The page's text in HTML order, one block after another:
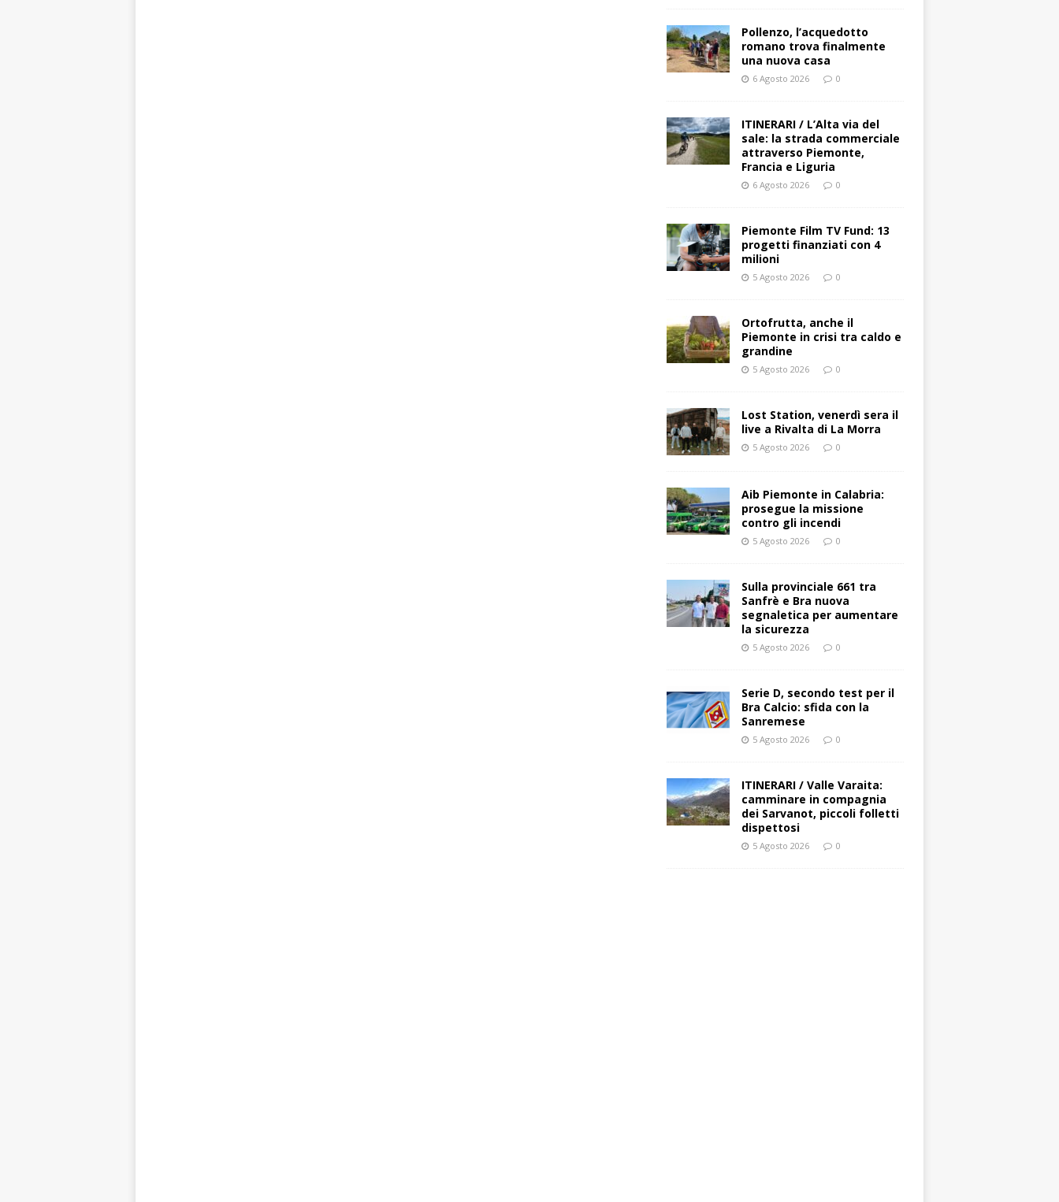
Pollenzo, l’acquedotto
romano trova finalmente
una nuova casa
6 Agosto 2026 0
ITINERARI / L’Alta via del
sale: la strada commerciale
attraverso Piemonte,
Francia e Liguria
6 Agosto 2026 0
Piemonte Film TV Fund: 13
progetti finanziati con 4
milioni
5 Agosto 2026 0
Ortofrutta, anche il
Piemonte in crisi tra caldo e
grandine
5 Agosto 2026 0
Lost Station, venerdì sera il
live a Rivalta di La Morra
5 Agosto 2026 0
Aib Piemonte in Calabria:
prosegue la missione
contro gli incendi
5 Agosto 2026 0
Sulla provinciale 661 tra
Sanfrè e Bra nuova
segnaletica per aumentare
la sicurezza
5 Agosto 2026 0
Serie D, secondo test per il
Bra Calcio: sfida con la
Sanremese
5 Agosto 2026 0
ITINERARI / Valle Varaita:
camminare in compagnia
dei Sarvanot, piccoli folletti
dispettosi
5 Agosto 2026 0